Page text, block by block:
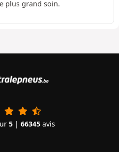
plus grand soin.
5 | 66345 avis